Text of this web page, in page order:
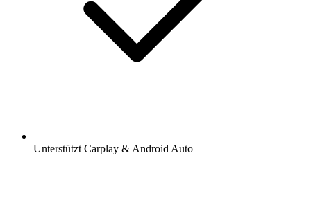
Unterstützt Carplay & Android Auto